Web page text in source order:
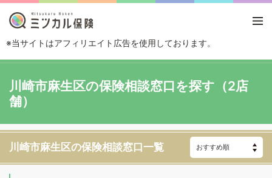
※当サイトはアフィリエイト広告を使用しております。
川崎 川崎市麻生区
川崎市麻生区の保険相談窓口を探す（2店
舗）
川崎市麻生区の保険相談窓口一覧